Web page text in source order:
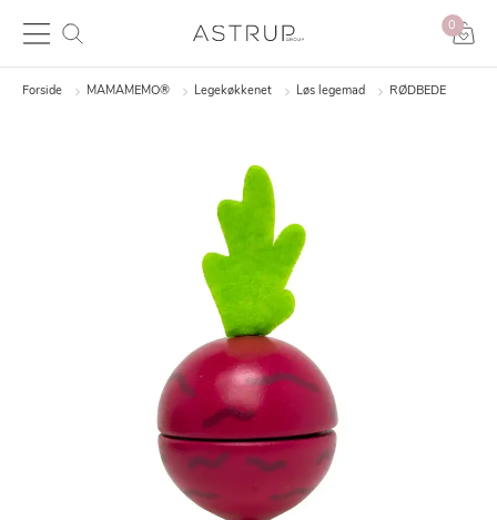
0
Forside MAMAMEMO® Legekøkkenet Løs legemad RØDBEDE